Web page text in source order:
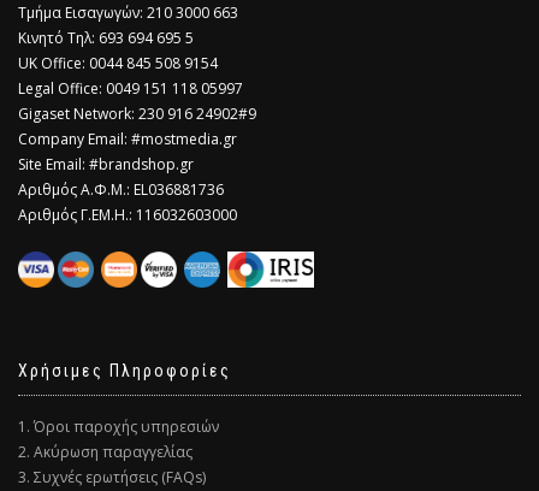
Τμήμα Εισαγωγών: 210 3000 663
Κινητό Τηλ: 693 694 695 5
​UK Office: 0044 845 508 9154
Legal Office: 0049 151 118 05997
Gigaset Network: 230 916 24902#9
Company Email: #mostmedia.gr
Site Email: #brandshop.gr
Αριθμός Α.Φ.Μ.: EL036881736
Αριθμός Γ.ΕΜ.Η.: 116032603000
Χρήσιμες Πληροφορίες
1. Όροι παροχής υπηρεσιών
2. Ακύρωση παραγγελίας
3. Συχνές ερωτήσεις (FAQs)